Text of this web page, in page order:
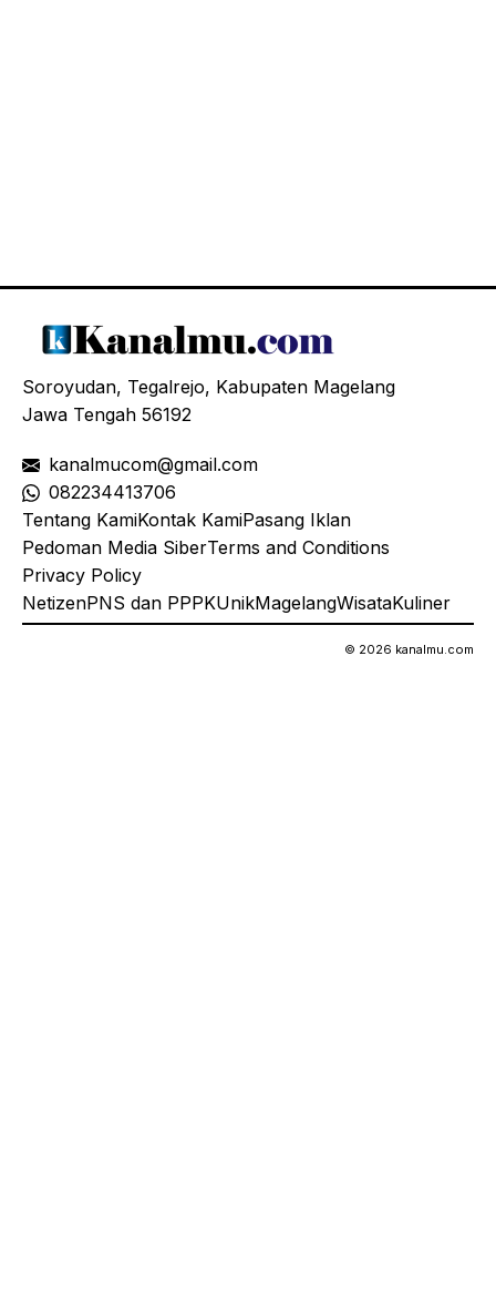
Soroyudan, Tegalrejo, Kabupaten Magelang
Jawa Tengah 56192
kanalmucom@gmail.com
082234413706
Tentang KamiKontak KamiPasang Iklan
Pedoman Media SiberTerms and Conditions
Privacy Policy
NetizenPNS dan PPPKUnikMagelangWisataKuliner
© 2026 kanalmu.com